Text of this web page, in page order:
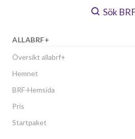
Sök
ALLABRF+
Översikt allabrf+
Hemnet
BRF-Hemsida
Pris
Startpaket